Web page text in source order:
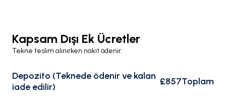
Kapsam Dışı Ek Ücretler
Tekne teslim alınırken nakit ödenir.
Depozito (Teknede ödenir ve kalan
iade edilir)
£857Toplam